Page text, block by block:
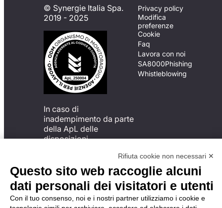
© Synergie Italia Spa.
2019 - 2025
In caso di
inadempimento da parte
della ApL delle
disposizioni
possibile presentare un
reclamo
all’Organismo di
Monitoraggio utilizzando
una delle modalità
Privacy policy
Modifica
preferenze
Cookie
Faq
Lavora con noi
SA8000Phishing
Whistleblowing
Rifiuta cookie non necessari ✕
Questo sito web raccoglie alcuni
dati personali dei visitatori e utenti
Con il tuo consenso, noi e i nostri partner utilizziamo i cookie e